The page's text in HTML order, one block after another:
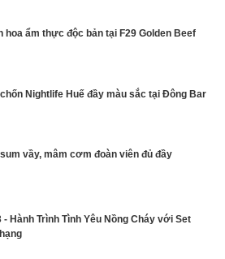
hoa ẩm thực độc bản tại F29 Golden Beef
Nightlife Huế đầy màu sắc tại Đông Bar
vầy, mâm cơm đoàn viên đủ đầy
- Hành Trình Tình Yêu Nồng Cháy với Set